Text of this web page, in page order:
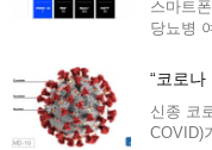
스마트
당뇨병
“코로
신종 코
COVID)